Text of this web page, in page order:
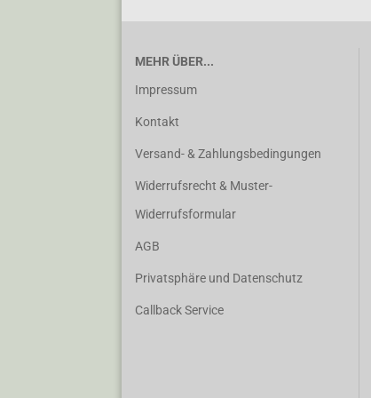
MEHR ÜBER...
Impressum
Kontakt
Versand- & Zahlungsbedingungen
Widerrufsrecht & Muster-
Widerrufsformular
AGB
Privatsphäre und Datenschutz
Callback Service